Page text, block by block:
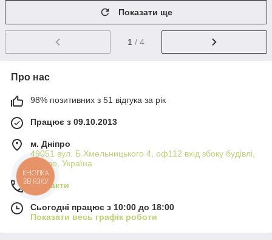
Показати ще
1 / 4
Про нас
98% позитивних з 51 відгука за рік
Працює з 09.10.2013
м. Дніпро
49051 вул. Б.Хмельницького 4, оф112 вхід збоку будівлі,
Дніпро, Україна
Контакти
Сьогодні працює з 10:00 до 18:00
Показати весь графік роботи
КНОПКА
ЗВ'ЯЗКУ